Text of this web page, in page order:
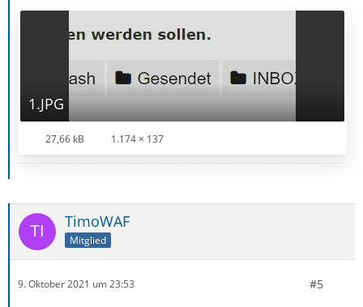
1.JPG
27,66 kB 1.174 × 137
TimoWAF
Mitglied
9. Oktober 2021 um 23:53 #5